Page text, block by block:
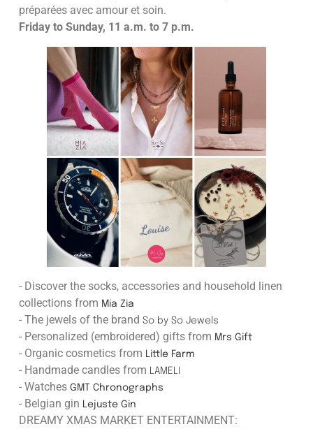
préparées avec amour et soin.
Friday to Sunday, 11 a.m. to 7 p.m.
- Discover the socks, accessories and household linen
collections from Mia Zia
- The jewels of the brand So by So Jewels
- Personalized (embroidered) gifts from Mrs Gift
- Organic cosmetics from Little Farm
- Handmade candles from LAMELI
- Watches GMT Chronographs
- Belgian gin Lejuste Gin
DREAMY XMAS MARKET ENTERTAINMENT: